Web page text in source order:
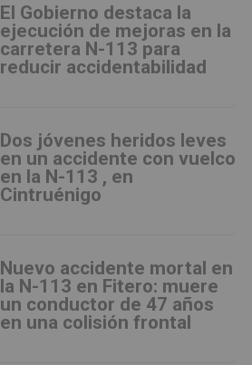
El Gobierno destaca la
ejecución de mejoras en la
carretera N-113 para
reducir accidentabilidad
Dos jóvenes heridos leves
en un accidente con vuelco
en la N-113 , en
Cintruénigo
Nuevo accidente mortal en
la N-113 en Fitero: muere
un conductor de 47 años
en una colisión frontal